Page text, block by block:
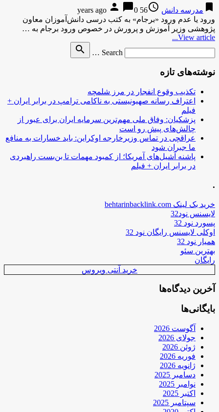
bookmark مدرسه دانش access_time
56 years ago
person chat_bubble0
ورود یا عدم ورود «برجام» به کتب درسی دانش‌آموزان معاون
پژوهشی وزیر آموزش و پرورش در خصوص ورود برجام به …
View article...
Search …
search
نوشته‌های تازه
تکذیب وقوع انفجار در مرز شلمچه
اعتراف رسانه صهیونیستی به ناکامی ترامپ در برابر ایران +
فیلم
پزشکیان: وفاق ملی مهم‌ترین سرمایه ایران برای عبور از
چالش‌های پیش رو است
عراقچی در تماس وزیرخارجه اوکراین: باید خسارات به منافع
ما جبران شود
پاشنه آشیل‌های آمریکا؛ از کمبود مهمات تا بن‌بست راهبردی
در برابر ایران + فیلم
.
خرید بک لینک behtarinbacklink.com
لایسنس نود32
پسورد نود 32
اوکلی لایسنس رایگان نود 32
همیار نود 32
بهترین سئو
رایگان
خرید آنتی ویروس
آخرین دیدگاه‌ها
بایگانی‌ها
آگوست 2026
جولای 2026
ژوئن 2026
فوریه 2026
ژانویه 2026
دسامبر 2025
نوامبر 2025
اکتبر 2025
سپتامبر 2025